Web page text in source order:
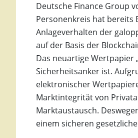
Deutsche Finance Group
Personenkreis hat bereits
Anlageverhalten der
auf der Basis der
Das neuartige Wertpapier
Sicherheitsanker ist.
elektronischer
Marktintegrität von
Marktaustausch.
einem sicheren